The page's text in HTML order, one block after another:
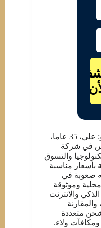
مثال على شخصية عميل مثالي هو: علي، 35 عاما،
في شركة
والتسوق
بأسعار مناسبة
صعوبة في
وموثوقة
والانترنت
متعددة
ولاء.